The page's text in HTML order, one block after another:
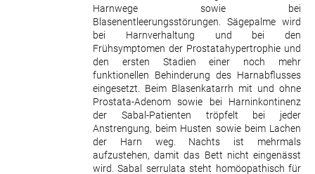
Harnwege sowie bei
Blasenentleerungsstörungen. Sägepalme wird
bei Harnverhaltung und bei den
Frühsymptomen der Prostatahypertrophie und
den ersten Stadien einer noch mehr
funktionellen Behinderung des Harnabflusses
eingesetzt. Beim Blasenkatarrh mit und ohne
Prostata-Adenom sowie bei Harninkontinenz
der Sabal-Patienten tröpfelt bei jeder
Anstrengung, beim Husten sowie beim Lachen
der Harn weg. Nachts ist mehrmals
aufzustehen, damit das Bett nicht eingenässt
wird. Sabal serrulata steht homöopathisch für